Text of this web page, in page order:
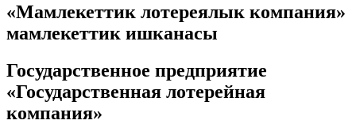
«Мамлекеттик лотереялык компания»
мамлекеттик ишканасы
Государственное предприятие
«Государственная лотерейная
компания»